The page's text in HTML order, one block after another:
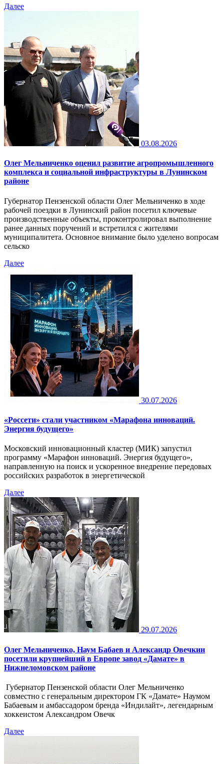
Далее
03.08.2026
Олег Мельниченко оценил развитие агропромышленного
комплекса и социальной инфраструктуры в Лунинском
районе
Губернатор Пензенской области Олег Мельниченко в ходе
рабочей поездки в Лунинский район посетил ключевые
производственные объекты, проконтролировал выполнение
ранее данных поручений и встретился с жителями
муниципалитета. Основное внимание было уделено вопросам
сельско
Далее
30.07.2026
«Россети» стали участником «Марафона инноваций.
Энергия будущего»
Московский инновационный кластер (МИК) запустил
программу «Марафон инноваций. Энергия будущего»,
направленную на поиск и ускоренное внедрение передовых
российских разработок в энергетической
Далее
29.07.2026
Олег Мельниченко, Наум Бабаев и Александр Овечкин
посетили крупнейший в Европе завод «Дамате» в
Нижнеломовском районе
Губернатор Пензенской области Олег Мельниченко
совместно с генеральным директором ГК «Дамате» Наумом
Бабаевым и амбассадором бренда «Индилайт», легендарным
хоккеистом Александром Овечк
Далее